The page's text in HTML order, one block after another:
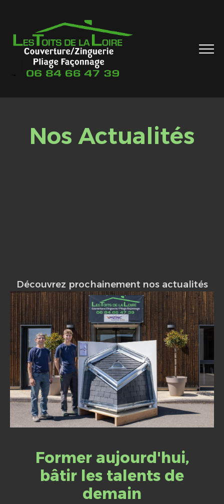
Nos Actualités
Découvrez prochainement nos actualités
Former aujourd'hui,
bâtir les talents de
demain